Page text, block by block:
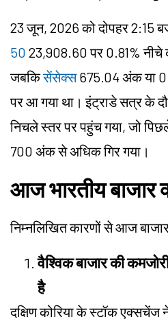
23 जून, 2026 को दोपहर 2:15
50 23,908.60 पर 0.81% नीचे
जबकिसेंसेक्स675.04 अंक या
पर आ गया था। इंट्राडे सत्र के
निचले स्तर पर पहुंच गया, जो
700 अंक से अधिक गिर गया।
आज भारतीय बाजार
निम्नलिखित कारणों से आज
वैश्विक बाजार की
है
दक्षिण कोरिया के स्टॉक एक्सचेंज